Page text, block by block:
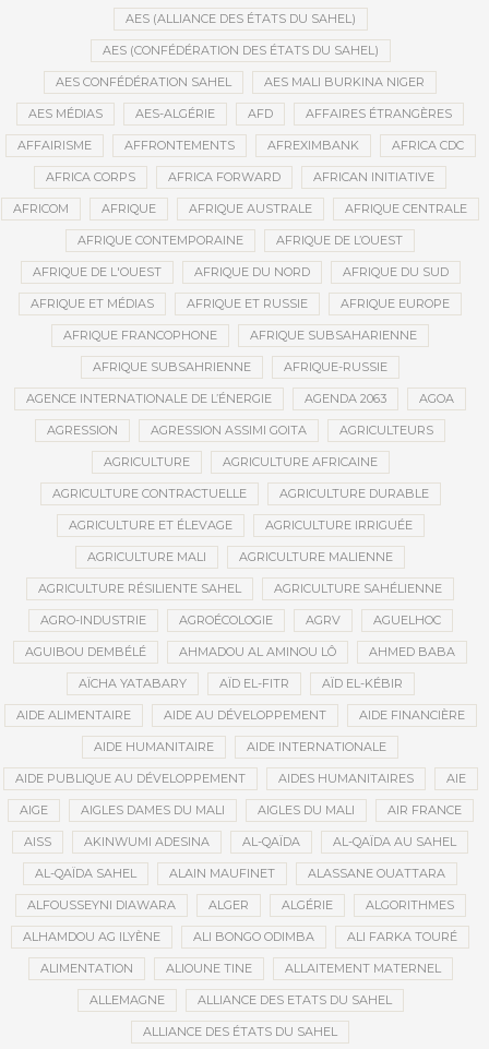
AES (ALLIANCE DES ÉTATS DU SAHEL)
AES (CONFÉDÉRATION DES ÉTATS DU SAHEL)
AES CONFÉDÉRATION SAHEL AES MALI BURKINA NIGER
AES MÉDIAS AES-ALGÉRIE AFD AFFAIRES ÉTRANGÈRES
AFFAIRISME AFFRONTEMENTS AFREXIMBANK AFRICA CDC
AFRICA CORPS AFRICA FORWARD AFRICAN INITIATIVE
AFRICOM AFRIQUE AFRIQUE AUSTRALE AFRIQUE CENTRALE
AFRIQUE CONTEMPORAINE AFRIQUE DE L’OUEST
AFRIQUE DE L'OUEST AFRIQUE DU NORD AFRIQUE DU SUD
AFRIQUE ET MÉDIAS AFRIQUE ET RUSSIE AFRIQUE EUROPE
AFRIQUE FRANCOPHONE AFRIQUE SUBSAHARIENNE
AFRIQUE SUBSAHRIENNE AFRIQUE-RUSSIE
AGENCE INTERNATIONALE DE L’ÉNERGIE AGENDA 2063 AGOA
AGRESSION AGRESSION ASSIMI GOITA AGRICULTEURS
AGRICULTURE AGRICULTURE AFRICAINE
AGRICULTURE CONTRACTUELLE AGRICULTURE DURABLE
AGRICULTURE ET ÉLEVAGE AGRICULTURE IRRIGUÉE
AGRICULTURE MALI AGRICULTURE MALIENNE
AGRICULTURE RÉSILIENTE SAHEL AGRICULTURE SAHÉLIENNE
AGRO-INDUSTRIE AGROÉCOLOGIE AGRV AGUELHOC
AGUIBOU DEMBÉLÉ AHMADOU AL AMINOU LÔ AHMED BABA
AÏCHA YATABARY AÏD EL-FITR AÏD EL-KÉBIR
AIDE ALIMENTAIRE AIDE AU DÉVELOPPEMENT AIDE FINANCIÈRE
AIDE HUMANITAIRE AIDE INTERNATIONALE
AIDE PUBLIQUE AU DÉVELOPPEMENT AIDES HUMANITAIRES AIE
AIGE AIGLES DAMES DU MALI AIGLES DU MALI AIR FRANCE
AISS AKINWUMI ADESINA AL-QAÏDA AL-QAÏDA AU SAHEL
AL-QAÏDA SAHEL ALAIN MAUFINET ALASSANE OUATTARA
ALFOUSSEYNI DIAWARA ALGER ALGÉRIE ALGORITHMES
ALHAMDOU AG ILYÈNE ALI BONGO ODIMBA ALI FARKA TOURÉ
ALIMENTATION ALIOUNE TINE ALLAITEMENT MATERNEL
ALLEMAGNE ALLIANCE DES ETATS DU SAHEL
ALLIANCE DES ÉTATS DU SAHEL